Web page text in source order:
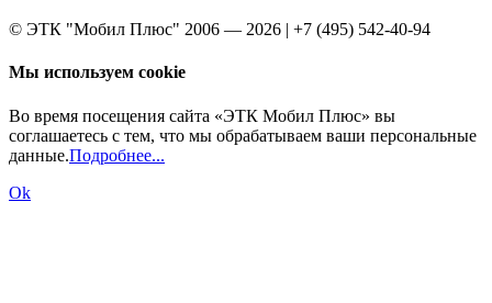
© ЭТК "Мобил Плюс" 2006 — 2026 | +7 (495) 542-40-94
Мы используем cookie
Во время посещения сайта «ЭТК Мобил Плюс» вы
соглашаетесь с тем, что мы обрабатываем ваши персональные
данные.Подробнее...
Ok